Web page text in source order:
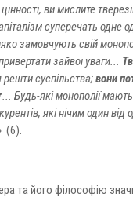
ви мислите
суперечать одне
замовчують свій
зайвої уваги...
суспільства;вони
... Будь-які монополії мають
які нічим один від
(6).
та його філософію